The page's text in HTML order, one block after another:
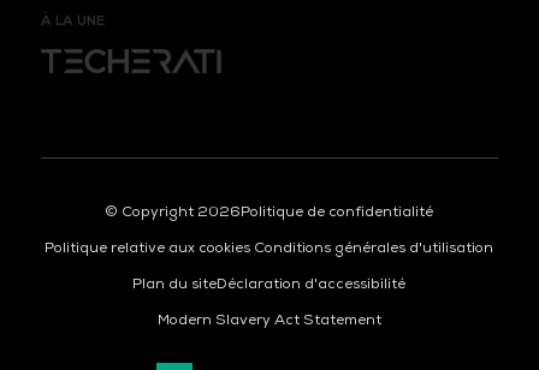
À LA UNE
© Copyright 2026Politique de confidentialité
Politique relative aux cookies Conditions générales d'utilisation
Plan du siteDéclaration d'accessibilité
Modern Slavery Act Statement